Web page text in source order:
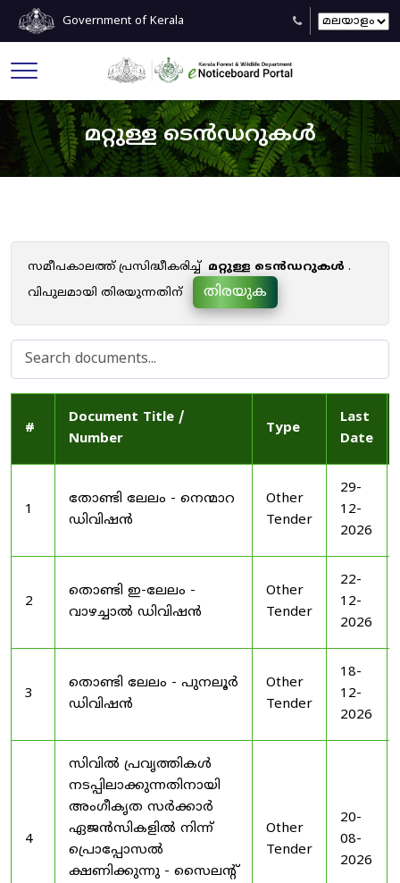
Government of Kerala
മറ്റുള്ള ടെൻഡറുകൾ
സമീപകാലത്ത് പ്രസിദ്ധീകരിച്ച് മറ്റുള്ള ടെൻഡറുകൾ .
വിപുലമായി തിരയുന്നതിന്
തിരയുക
#
Document Title /
Number
Type
Last
Date
1
തോണ്ടി ലേലം - നെന്മാറ
ഡിവിഷൻ
Other
Tender
29-
12-
2026
2
തൊണ്ടി ഇ-ലേലം -
വാഴച്ചാൽ ഡിവിഷൻ
Other
Tender
22-
12-
2026
3
തൊണ്ടി ലേലം - പുനലൂർ
ഡിവിഷൻ
Other
Tender
18-
12-
2026
4
സിവിൽ പ്രവൃത്തികൾ
നടപ്പിലാക്കുന്നതിനായി
അംഗീകൃത സർക്കാർ
ഏജൻസികളിൽ നിന്ന്
പ്രൊപ്പോസൽ
ക്ഷണിക്കുന്നു - സൈലന്റ്
Other
Tender
20-
08-
2026